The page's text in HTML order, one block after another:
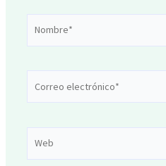
electrónico*